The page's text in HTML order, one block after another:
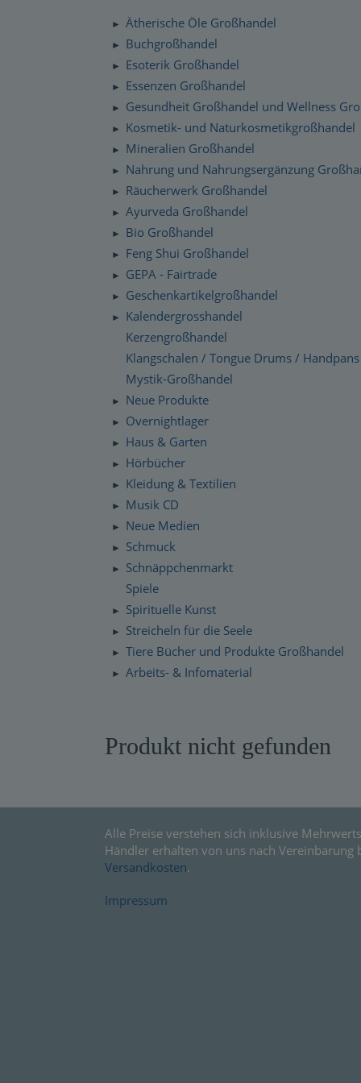
Zahlung und Versand
Datenschutzerklärung
Checkdates
Moravan Naturkosmetik
Primavera Life Sortiment
Alaya Engelkerzen
Gabriel Tech Sortiment
Engelalm Edelstein Essenzen
Schnelllager
► Ätherische Öle Großhandel
► Buchgroßhandel
► Esoterik Großhandel
► Essenzen Großhandel
► Gesundheit Großhandel und Wellness
► Kosmetik- und Naturkosmetikgroßhandel
► Mineralien Großhandel
► Nahrung und Nahrungsergänzung
► Räucherwerk Großhandel
► Ayurveda Großhandel
► Bio Großhandel
► Feng Shui Großhandel
► GEPA - Fairtrade
► Geschenkartikelgroßhandel
►
Kalendergrosshandel
Kerzengroßhandel
Klangschalen / Tongue Drums /
Mystik-Großhandel
► Neue Produkte
► Overnightlager
► Haus & Garten
► Hörbücher
► Kleidung & Textilien
► Musik CD
► Neue Medien
► Schmuck
►
Schnäppchenmarkt
Spiele
► Spirituelle Kunst
► Streicheln für die Seele
► Tiere Bücher und Produkte Großhandel
► Arbeits- & Infomaterial
Warensendung
Neuerscheinungen
Kataloge
Produkt nicht gefunden
Alle Preise verstehen sich inklusive
Händler erhalten von uns nach
Versandkosten.
Impressum